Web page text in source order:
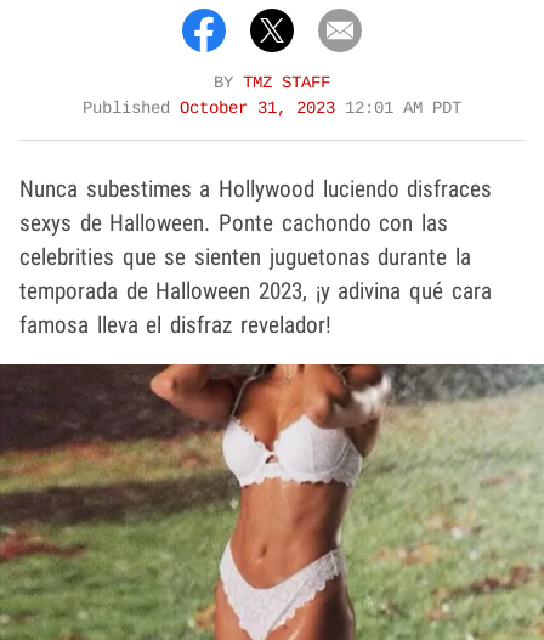
BY TMZ STAFF
Published October 31, 2023 12:01 AM PDT
Nunca subestimes a Hollywood luciendo disfraces
sexys de Halloween. Ponte cachondo con las
celebrities que se sienten juguetonas durante la
temporada de Halloween 2023, ¡y adivina qué cara
famosa lleva el disfraz revelador!